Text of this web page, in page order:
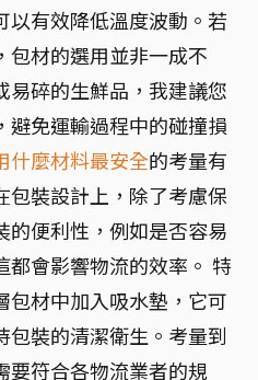
以有效降低溫度波動。若
包材的選用並非一成不
易碎的生鮮品，我建議您
避免運輸過程中的碰撞損
什麼材料最安全的考量有
包裝設計上，除了考慮保
的便利性，例如是否容易
都會影響物流的效率。 特
包材中加入吸水墊，它可
裝的清潔衛生。考量到
要符合各物流業者的規